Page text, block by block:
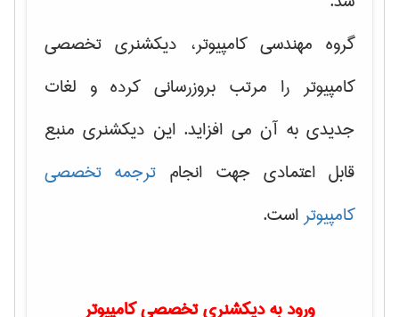
گروه مهندسی کامپیوتر، دیکشنری تخصصی
کامپیوتر را مرتب بروزرسانی کرده و لغات
جدیدی به آن می افزاید. این دیکشنری منبع
قابل اعتمادی جهت انجام ترجمه تخصصی
کامپیوتراست.
ورود به دیکشنری تخصصی کامپیوتر